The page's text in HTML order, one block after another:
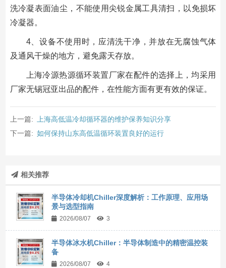
洗冷凝表面油尘，不能使用尖锐金属工具清扫，以免损坏
冷凝器。
4、设备不使用时，应清洗干净，并放在无腐蚀气体
及通风干燥的地方，避免露天存放。
上海冷源热源循环装置厂家在配件的选择上，均采用
厂家无锡冠亚出品的配件，在性能方面有更有效的保证。
上一篇:
上海高低温冷却循环器的维护保养知识分享
下一篇: 如何保持山东高低温循环装置良好的运行
相关推荐
半导体冷却机Chiller深度解析：工作原理、应用场
景与选型指南
2026/08/07 3
半导体冰水机Chiller：半导体制造中的精密温控装
备
2026/08/07 4